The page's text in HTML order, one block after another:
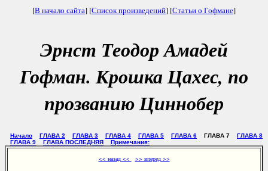
[В начало сайта] [Список произведений] [Статьи о Гофмане]
Эрнст Теодор Амадей
Гофман. Крошка Цахес, по
прозванию Циннобер
Начало ГЛАВА 2 ГЛАВА 3 ГЛАВА 4 ГЛАВА 5 ГЛАВА 6 ГЛАВА 7
ГЛАВА 8
ГЛАВА 9
ГЛАВА ПОСЛЕДНЯЯ Примечания:
<< назад << >> вперед >>